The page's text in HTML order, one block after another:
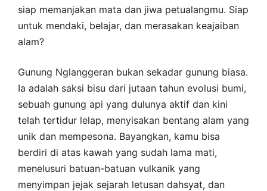
siap memanjakan mata dan jiwa petualangmu. Siap
untuk mendaki, belajar, dan merasakan keajaiban
alam?
Gunung Nglanggeran bukan sekadar gunung biasa.
Ia adalah saksi bisu dari jutaan tahun evolusi bumi,
sebuah gunung api yang dulunya aktif dan kini
telah tertidur lelap, menyisakan bentang alam yang
unik dan mempesona. Bayangkan, kamu bisa
berdiri di atas kawah yang sudah lama mati,
menelusuri batuan-batuan vulkanik yang
menyimpan jejak sejarah letusan dahsyat, dan